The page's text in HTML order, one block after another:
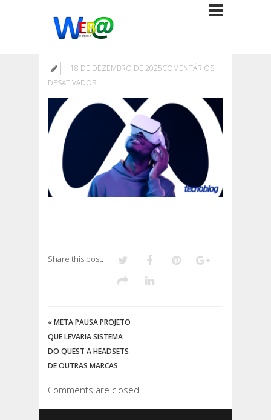
18 DE DEZEMBRO DE 2025COMENTÁRIOS
DESATIVADOSEM
Share this post:
«META PAUSA PROJETO
QUE LEVARIA SISTEMA
DO QUEST A HEADSETS
DE OUTRAS MARCAS
Comments are closed.